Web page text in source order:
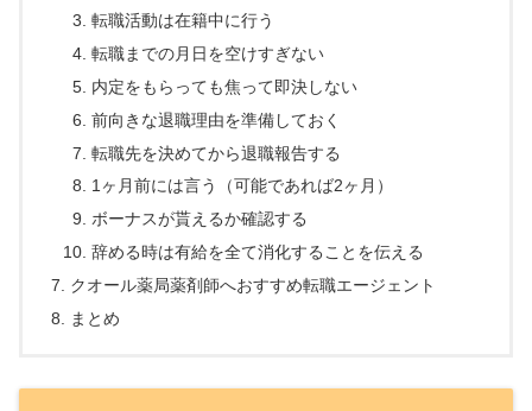
転職活動は在籍中に行う
転職までの月日を空けすぎない
内定をもらっても焦って即決しない
前向きな退職理由を準備しておく
転職先を決めてから退職報告する
1ヶ月前には言う（可能であれば2ヶ月）
ボーナスが貰えるか確認する
辞める時は有給を全て消化することを伝える
クオール薬局薬剤師へおすすめ転職エージェント
まとめ